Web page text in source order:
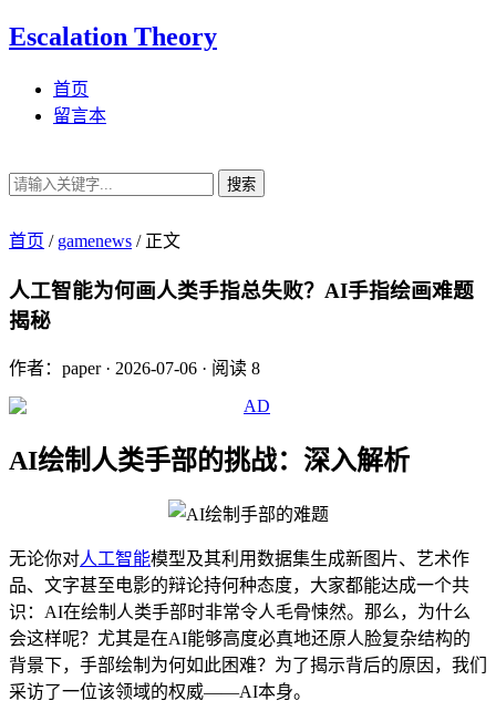
Escalation Theory
首页
留言本
搜索
首页 / gamenews /正文
人工智能为何画人类手指总失败？AI手指绘画难题
揭秘
作者：paper· 2026-07-06 · 阅读 8
AI绘制人类手部的挑战：深入解析
无论你对人工智能模型及其利用数据集生成新图片、艺术作
品、文字甚至电影的辩论持何种态度，大家都能达成一个共
识：AI在绘制人类手部时非常令人毛骨悚然。那么，为什么
会这样呢？尤其是在AI能够高度必真地还原人脸复杂结构的
背景下，手部绘制为何如此困难？为了揭示背后的原因，我们
采访了一位该领域的权威——AI本身。